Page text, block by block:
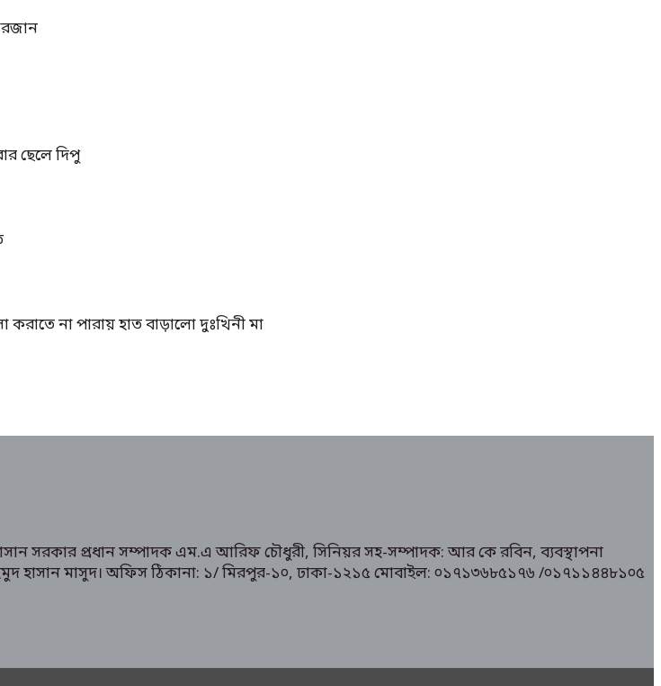
ছেলে দিপু
না পারায় হাত বাড়ালো দুঃখিনী মা
সরকার প্রধান সম্পাদক এম.এ আরিফ চৌধুরী, সিনিয়র সহ-সম্পাদক: আর কে রবিন, ব্যবস্থাপনা
হাসান মাসুদ। অফিস ঠিকানা: ১/ মিরপুর-১০, ঢাকা-১২১৫ মোবাইল: ০১৭১৩৬৮৫১৭৬ /০১৭১১৪৪৮১০৫